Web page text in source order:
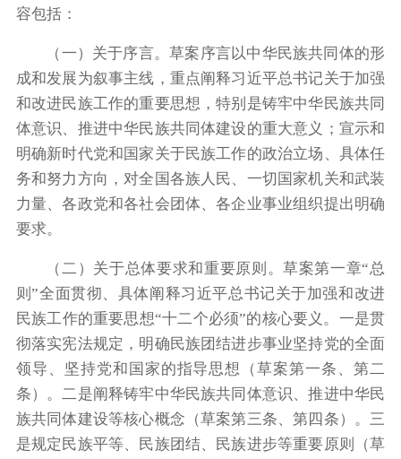
容包括：
（一）关于序言。草案序言以中华民族共同体的形
成和发展为叙事主线，重点阐释习近平总书记关于加强
和改进民族工作的重要思想，特别是铸牢中华民族共同
体意识、推进中华民族共同体建设的重大意义；宣示和
明确新时代党和国家关于民族工作的政治立场、具体任
务和努力方向，对全国各族人民、一切国家机关和武装
力量、各政党和各社会团体、各企业事业组织提出明确
要求。
（二）关于总体要求和重要原则。草案第一章“总
则”全面贯彻、具体阐释习近平总书记关于加强和改进
民族工作的重要思想“十二个必须”的核心要义。一是贯
彻落实宪法规定，明确民族团结进步事业坚持党的全面
领导、坚持党和国家的指导思想（草案第一条、第二
条）。二是阐释铸牢中华民族共同体意识、推进中华民
族共同体建设等核心概念（草案第三条、第四条）。三
是规定民族平等、民族团结、民族进步等重要原则（草